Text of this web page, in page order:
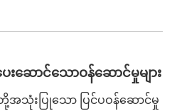
းဆောင်သောဝန်ဆောင်မှုများ
အသုံးပြုသော ပြင်ပဝန်ဆောင်မှု